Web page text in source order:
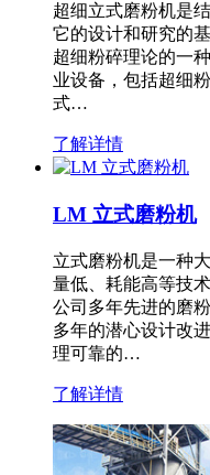
超细立式磨粉机是
它的设计和研究的
超细粉碎理论的一
业设备，包括超细
式…
了解详情
LM 立式磨粉机
立式磨粉机是一种
量低、耗能高等技
公司多年先进的磨
多年的潜心设计改
理可靠的…
了解详情